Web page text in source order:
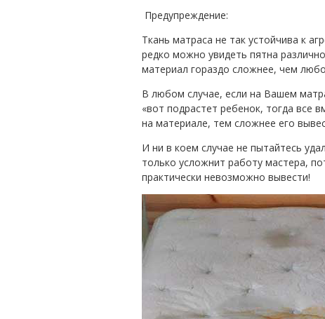
Предупреждение:
Ткань матраса не так устойчива к
редко можно увидеть пятна
материал гораздо сложнее, чем
В любом случае, если на Вашем
«вот подрастет ребенок, тогда все
на материале, тем сложнее его
И ни в коем случае не пытайтесь
только усложнит работу мастера,
практически невозможно вывести!